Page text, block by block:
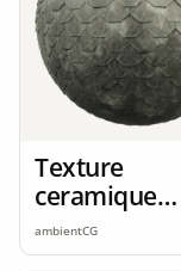
Texture
ceramique
ardoise 2K
seamless
ambientCG